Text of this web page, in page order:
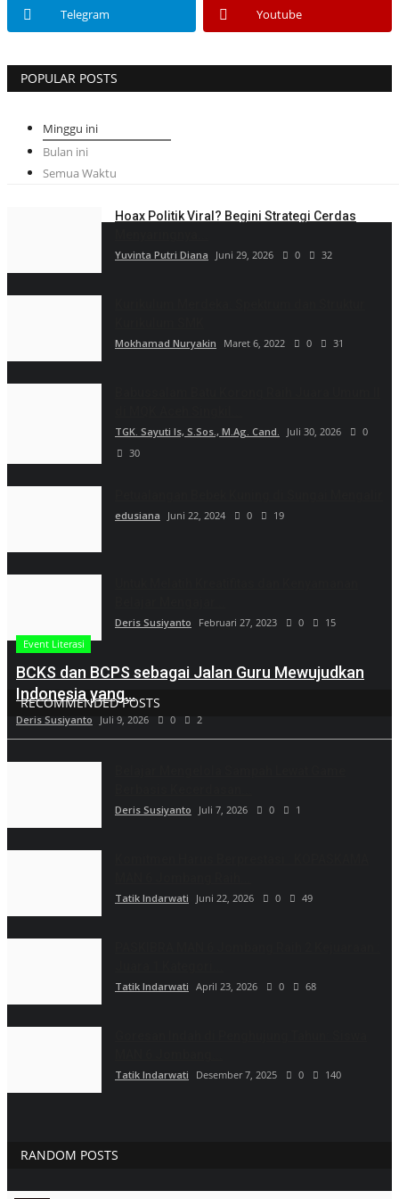
Telegram Youtube
POPULAR POSTS
Minggu ini
Bulan ini
Semua Waktu
Hoax Politik Viral? Begini Strategi Cerdas
Yuvinta Putri Diana Juni 29, 2026 0 32
Mokhamad Nuryakin Maret 6, 2022 0 31
TGK. Sayuti Is, S.Sos., M.Ag. Cand. Juli 30, 2026
0
30
edusiana Juni 22, 2024 0 19
Deris Susiyanto Februari 27, 2023 0 15
RECOMMENDED POSTS
Event Literasi
BCKS dan BCPS sebagai Jalan Guru Mewujudkan
Indonesia yang...
Deris Susiyanto Juli 9, 2026 0 2
Deris Susiyanto Juli 7, 2026 0 1
Tatik Indarwati Juni 22, 2026 0 49
Tatik Indarwati April 23, 2026 0 68
Tatik Indarwati Desember 7, 2025 0 140
RANDOM POSTS